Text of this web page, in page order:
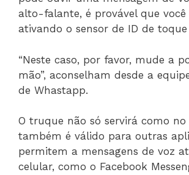
alto-falante, é provável que você
ativando o sensor de ID de toque
“Neste caso, por favor, mude a
mão”, aconselham desde a
de Whastapp.
O truque não só servirá como no
também é válido para outras
permitem a mensagens de voz
celular, como o Facebook